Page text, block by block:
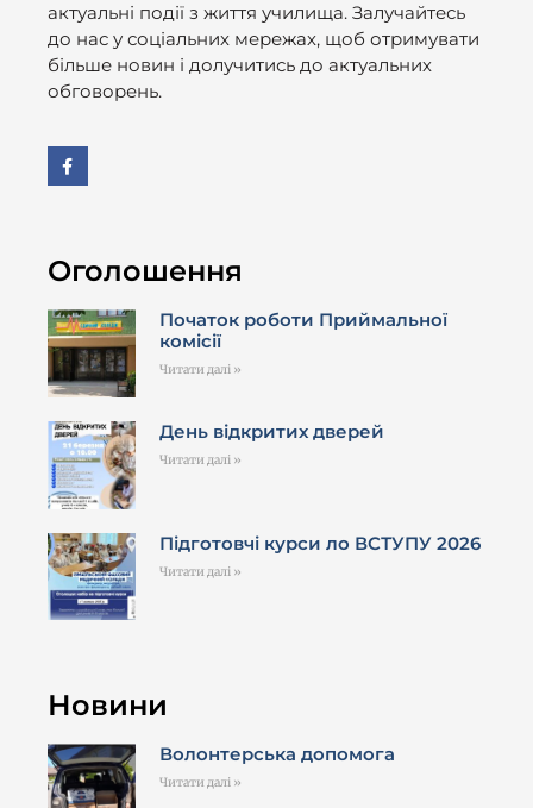
актуальні події з життя училища. Залучайтесь
до нас у соціальних мережах, щоб отримувати
більше новин і долучитись до актуальних
обговорень.
Оголошення
Початок роботи Приймальної
комісії
Читати далі »
День відкритих дверей
Читати далі »
Підготовчі курси ло ВСТУПУ 2026
Читати далі »
Новини
Волонтерська допомога
Читати далі »